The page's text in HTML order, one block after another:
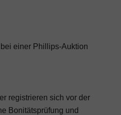
bei einer Phillips-Auktion
registrieren sich vor der
Bonitätsprüfung und